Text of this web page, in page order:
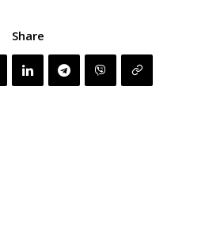
Share